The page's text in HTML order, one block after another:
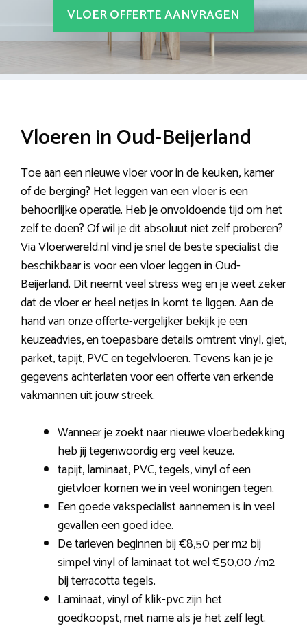
VLOER OFFERTE AANVRAGEN
Vloeren in Oud-Beijerland
Toe aan een nieuwe vloer voor in de keuken, kamer
of de berging? Het leggen van een vloer is een
behoorlijke operatie. Heb je onvoldoende tijd om het
zelf te doen? Of wil je dit absoluut niet zelf proberen?
Via Vloerwereld.nl vind je snel de beste specialist die
beschikbaar is voor een vloer leggen in Oud-
Beijerland. Dit neemt veel stress weg en je weet zeker
dat de vloer er heel netjes in komt te liggen. Aan de
hand van onze offerte-vergelijker bekijk je een
keuzeadvies, en toepasbare details omtrent vinyl, giet,
parket, tapijt, PVC en tegelvloeren. Tevens kan je je
gegevens achterlaten voor een offerte van erkende
vakmannen uit jouw streek.
Wanneer je zoekt naar nieuwe vloerbedekking
heb jij tegenwoordig erg veel keuze.
tapijt, laminaat, PVC, tegels, vinyl of een
gietvloer komen we in veel woningen tegen.
Een goede vakspecialist aannemen is in veel
gevallen een goed idee.
De tarieven beginnen bij €8,50 per m2 bij
simpel vinyl of laminaat tot wel €50,00 /m2
bij terracotta tegels.
Laminaat, vinyl of klik-pvc zijn het
goedkoopst, met name als je het zelf legt.